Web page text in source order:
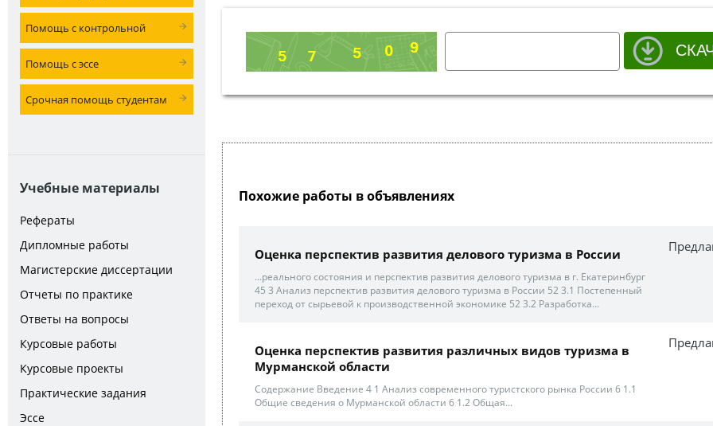
Помощь с контрольной
Помощь с эссе
Срочная помощь студентам
Учебные материалы
Рефераты
Дипломные работы
Магистерские диссертации
Отчеты по практике
Ответы на вопросы
Курсовые работы
Курсовые проекты
Практические задания
Эссе
Похожие работы в объявлениях
Оценка перспектив развития делового туризма в России
...реального состояния и перспектив развития делового туризма в г. Екатеринбург
45 3 Анализ перспектив развития делового туризма в России 52 3.1 Постепенный
переход от сырьевой к производственной экономике 52 3.2 Разработка...
Оценка перспектив развития различных видов туризма в
Мурманской области
Содержание Введение 4 1 Анализ современного туристского рынка России 6 1.1
Общие сведения о Мурманской области 6 1.2 Общая...